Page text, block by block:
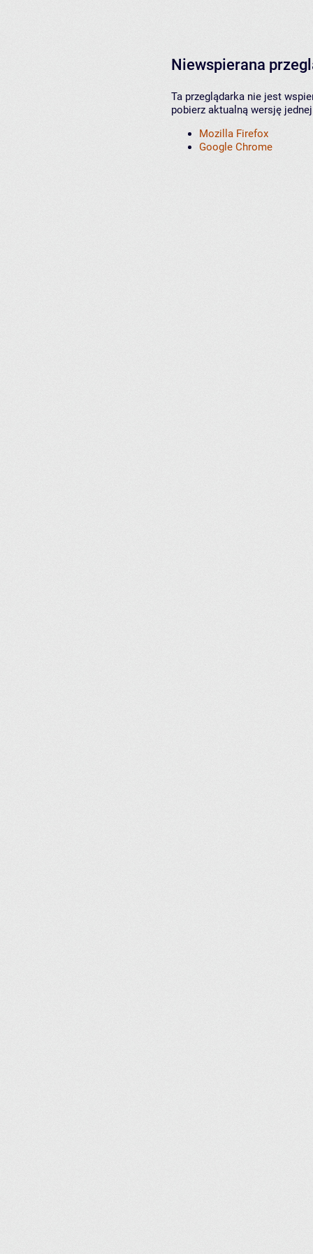
Niewspierana
Ta przeglądarka nie jest
pobierz aktualną wersję
Mozilla Firefox
Google Chrome